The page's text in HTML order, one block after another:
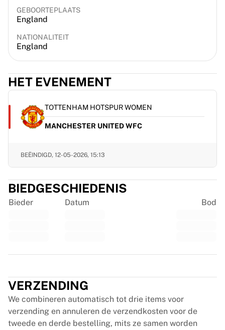
Bath Rugby
ASM Clermont Auvergne
Bekijk alles over rugby
Cricket
Delhi Capitals
West Indies
Cricket Ireland
Bekijk alles over cricket
IJshockey
Tre Kronor
NHL Alumni
Overig
Glory Kickboxing
GEBOORTEPLAATS
England
NATIONALITEIT
England
HET EVENEMENT
TOTTENHAM HOTSPUR WOMEN
MANCHESTER UNITED WFC
BEËINDIGD, 12-05-2026, 15:13
BIEDGESCHIEDENIS
Bieder Datum Bod
VERZENDING
We combineren automatisch tot drie items voor
verzending en annuleren de verzendkosten voor de
tweede en derde bestelling, mits ze samen worden